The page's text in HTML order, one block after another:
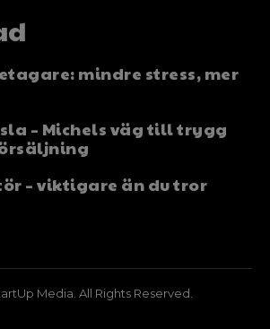
mindre stress, mer
– Michels väg till trygg
– viktigare än du tror
Media. All Rights Reserved.